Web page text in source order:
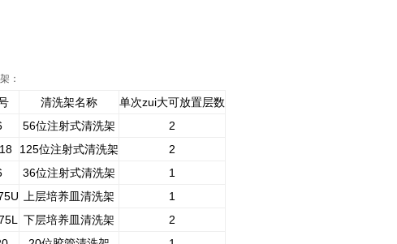
：
清洗架名称
单次zui大可放置层数
56位注射式清洗架
2
125位注射式清洗架
2
36位注射式清洗架
1
上层培养皿清洗架
1
下层培养皿清洗架
2